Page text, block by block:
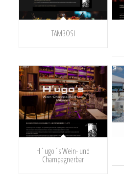
TAMBOSI
H´ugo´s Wein- und
Champagnerbar